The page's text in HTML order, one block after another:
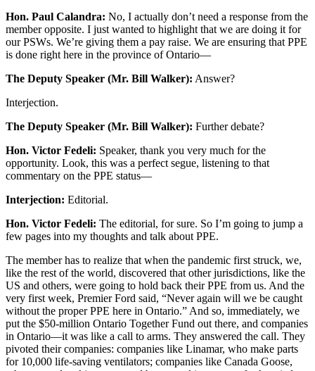
Hon. Paul Calandra: No, I actually don’t need a response from the
member opposite. I just wanted to highlight that we are doing it for
our PSWs. We’re giving them a pay raise. We are ensuring that PPE
is done right here in the province of Ontario—
The Deputy Speaker (Mr. Bill Walker): Answer?
Interjection.
The Deputy Speaker (Mr. Bill Walker): Further debate?
Hon. Victor Fedeli: Speaker, thank you very much for the
opportunity. Look, this was a perfect segue, listening to that
commentary on the PPE status—
Interjection: Editorial.
Hon. Victor Fedeli: The editorial, for sure. So I’m going to jump a
few pages into my thoughts and talk about PPE.
The member has to realize that when the pandemic first struck, we,
like the rest of the world, discovered that other jurisdictions, like the
US and others, were going to hold back their PPE from us. And the
very first week, Premier Ford said, “Never again will we be caught
without the proper PPE here in Ontario.” And so, immediately, we
put the $50-million Ontario Together Fund out there, and companies
in Ontario—it was like a call to arms. They answered the call. They
pivoted their companies: companies like Linamar, who make parts
for 10,000 life-saving ventilators; companies like Canada Goose,